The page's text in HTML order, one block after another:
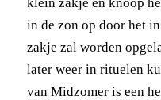
in de zon op door het
zakje zal worden
later weer in rituelen
van Midzomer is een